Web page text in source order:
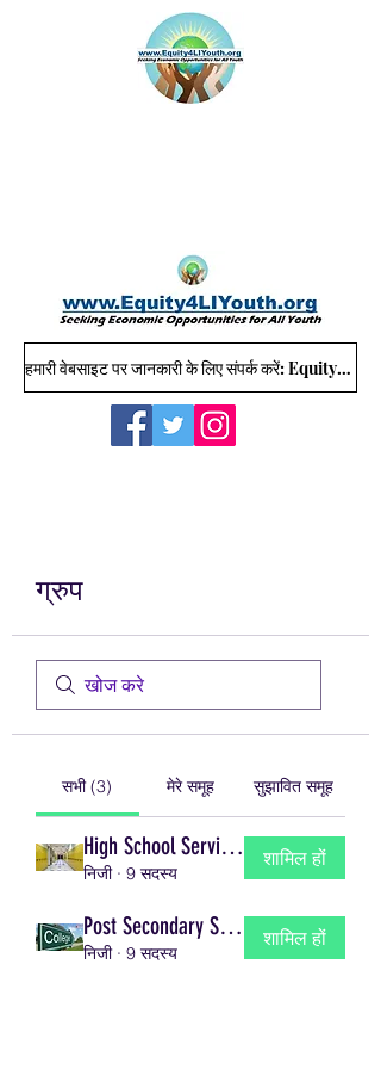
हमारी वेबसाइट पर जानकारी के लिए संपर्क करें: Equity4LIYouth@gmail.com
ग्रुप
सभी (3) मेरे समूह सुझावित समूह
High School Service Group
निजी · 9 सदस्य
शामिल हों
Post Secondary Service Group
निजी · 9 सदस्य
शामिल हों